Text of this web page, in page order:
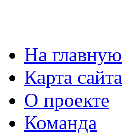
На главную
Карта сайта
О проекте
Команда